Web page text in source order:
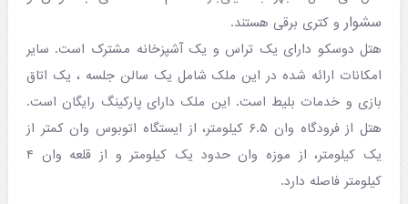
سشوار و کتری برقی هستند.
هتل دوسکو دارای یک تراس و یک آشپزخانه مشترک است. سایر
امکانات ارائه شده در این ملک شامل یک سالن جلسه ، یک اتاق
بازی و خدمات بلیط است. این ملک دارای پارکینگ رایگان است.
هتل از فرودگاه وان ۶.۵ کیلومتر، از ایستگاه اتوبوس وان کمتر از
یک کیلومتر، از موزه وان حدود یک کیلومتر و از قلعه وان ۴
کیلومتر فاصله دارد.